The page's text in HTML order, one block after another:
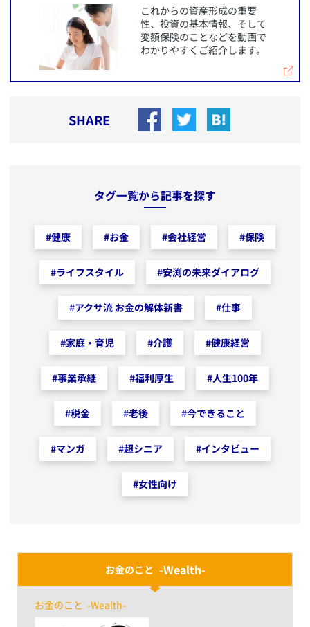
​これからの資産形成の重要
性、投資の基本情報、そして
変額保険のことなどを動画で
わかりやすくご紹介します。
SHARE
タグ一覧から記事を探す
#健康 #お金 #会社経営 #保険
#ライフスタイル #安渕の未来ダイアログ
#アクサ流 お金の解体新書 #仕事
#家庭・育児 #介護 #健康経営
#事業承継 #福利厚生 #人生100年
#税金 #老後 #今できること
#マンガ #超シニア #インタビュー
#女性向け
お金のこと -Wealth-
お金のこと -Wealth-